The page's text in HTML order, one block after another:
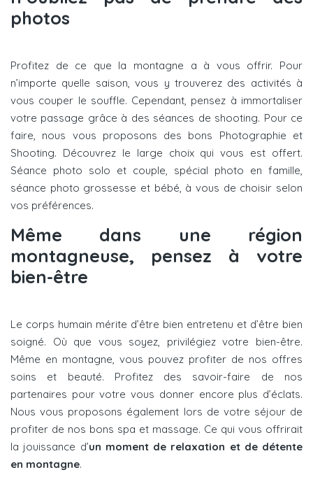
photos
Profitez de ce que la montagne a à vous offrir. Pour
n’importe quelle saison, vous y trouverez des activités à
vous couper le souffle. Cependant, pensez à immortaliser
votre passage grâce à des séances de shooting. Pour ce
faire, nous vous proposons des bons Photographie et
Shooting. Découvrez le large choix qui vous est offert.
Séance photo solo et couple, spécial photo en famille,
séance photo grossesse et bébé, à vous de choisir selon
vos préférences.
Même dans une région
montagneuse, pensez à votre
bien-être
Le corps humain mérite d’être bien entretenu et d’être bien
soigné. Où que vous soyez, privilégiez votre bien-être.
Même en montagne, vous pouvez profiter de nos offres
soins et beauté. Profitez des savoir-faire de nos
partenaires pour votre vous donner encore plus d’éclats.
Nous vous proposons également lors de votre séjour de
profiter de nos bons spa et massage. Ce qui vous offrirait
la jouissance d’un moment de relaxation et de détente
en montagne.